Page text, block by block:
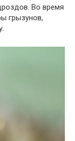
Во время
грызунов,